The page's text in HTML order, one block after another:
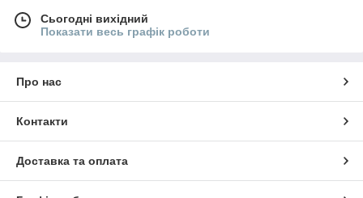
Сьогодні вихідний
Показати весь графік роботи
Про нас
Контакти
Доставка та оплата